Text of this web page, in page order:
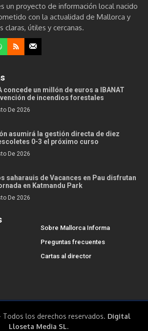
un proyecto de información local nacido
con la actualidad de Mallorca y
claras, útiles y cercanas.
concede un millón de euros a IBANAT
de incendios forestales
De 2026
asumirá la gestión directa de diez
0-3 el próximo curso
De 2026
saharauis de Vacances en Pau disfrutan
en Katmandu Park
De 2026
Sobre Mallorca Informa
Preguntas frecuentes
Cartas al director
los derechos reservados. Digital
Lloseta Media SL.